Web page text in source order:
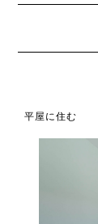
平屋に住む